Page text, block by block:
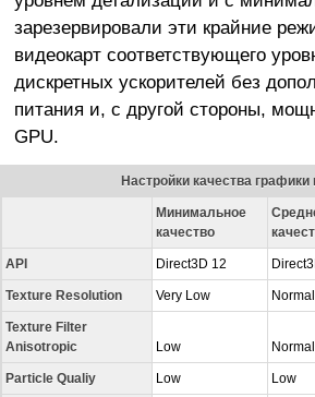
зарезервировали эти крайние
видеокарт соответствующего
дискретных ускорителей без
питания и, с другой стороны,
GPU.
Настройки качества графики
Минимальное
качество
API Direct3D 12
Texture Resolution Very Low Normal
Texture Filter
Anisotropic
Low Normal
Particle Qualiy Low Low